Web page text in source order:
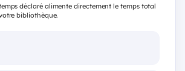
déclaré alimente directement le temps total
bibliothèque.